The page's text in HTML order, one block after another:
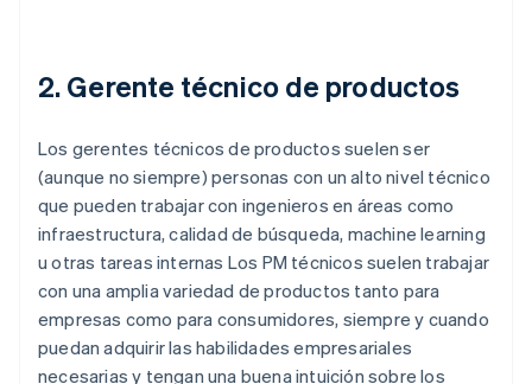
2. Gerente técnico de productos
Los gerentes técnicos de productos suelen ser
(aunque no siempre) personas con un alto nivel técnico
que pueden trabajar con ingenieros en áreas como
infraestructura, calidad de búsqueda, machine learning
u otras tareas internas Los PM técnicos suelen trabajar
con una amplia variedad de productos tanto para
empresas como para consumidores, siempre y cuando
puedan adquirir las habilidades empresariales
necesarias y tengan una buena intuición sobre los